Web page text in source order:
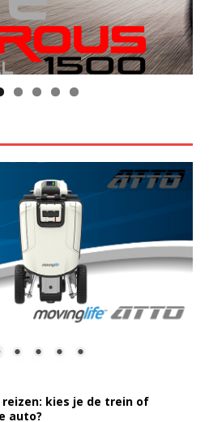
reizen: kies je de trein of
auto?